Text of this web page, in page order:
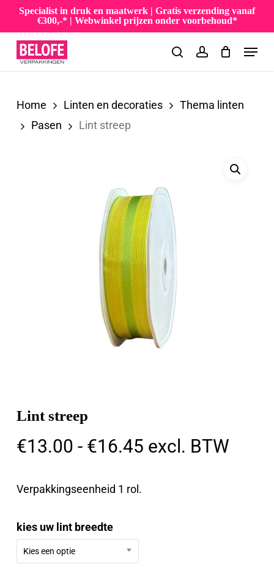
Skip
main
content
Specialist in druk en maatwerk | Gratis verzending vanaf
€300,-* | Webwinkel prijzen onder voorbehoud*
searchaccount
Menu
Home Linten en decoraties
Thema linten
Pasen
Lint streep
Lint streep
€13.00 - €16.45Prijsklasse:
excl. BTW
Verpakkingseenheid 1 rol.
kies uw lint breedte
Kies een optie